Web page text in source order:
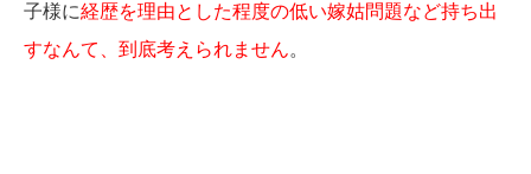
子様に経歴を理由とした程度の低い嫁姑問題など持ち出
すなんて、到底考えられません。